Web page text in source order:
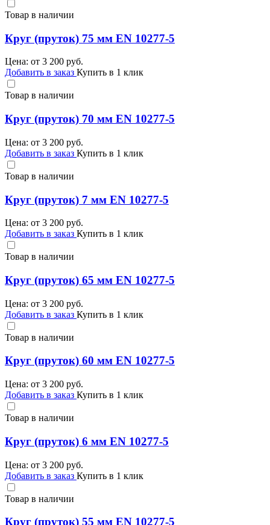
Товар в наличии
Круг (пруток) 75 мм EN 10277-5
Цена: от 3 200 руб.
Добавить в заказ Купить в 1 клик
Товар в наличии
Круг (пруток) 70 мм EN 10277-5
Цена: от 3 200 руб.
Добавить в заказ Купить в 1 клик
Товар в наличии
Круг (пруток) 7 мм EN 10277-5
Цена: от 3 200 руб.
Добавить в заказ Купить в 1 клик
Товар в наличии
Круг (пруток) 65 мм EN 10277-5
Цена: от 3 200 руб.
Добавить в заказ Купить в 1 клик
Товар в наличии
Круг (пруток) 60 мм EN 10277-5
Цена: от 3 200 руб.
Добавить в заказ Купить в 1 клик
Товар в наличии
Круг (пруток) 6 мм EN 10277-5
Цена: от 3 200 руб.
Добавить в заказ Купить в 1 клик
Товар в наличии
Круг (пруток) 55 мм EN 10277-5